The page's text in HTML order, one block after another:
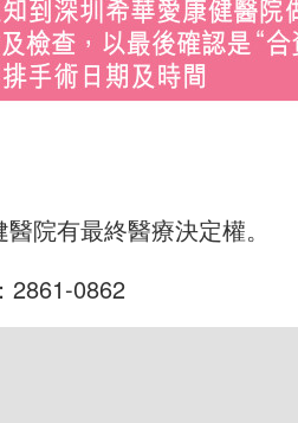
院有最終醫療決定權。
2861-0862